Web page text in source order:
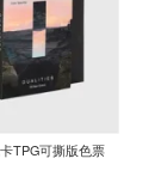
TPG可撕版色票